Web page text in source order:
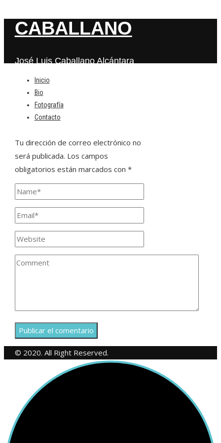
CABALLANO
José Luis Caballano Alcántara
Inicio
Bio
Fotografía
Contacto
Deja una respuesta
Tu dirección de correo electrónico no
será publicada. Los campos
obligatorios están marcados con *
© 2020. All Right Reserved.